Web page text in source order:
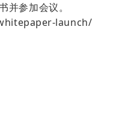
并参加会议。
launch/